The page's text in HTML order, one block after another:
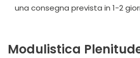
una consegna prevista in 1-2
Modulistica